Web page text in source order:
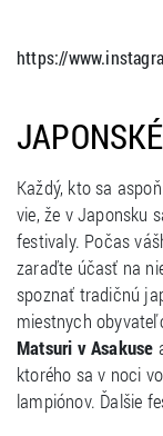
https://
Každý, kto sa
vie, že v Japonsku
festivaly. Počas
zaraďte účasť na
spoznať tradičnú
miestnych
Matsuri v Asakuse
ktorého sa v noci
lampiónov. Ďalšie